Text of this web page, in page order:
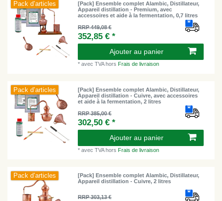
Pack d’articles
[Pack] Ensemble complet Alambic, Distillateur,
Appareil distillation - Premium, avec
accessoires et aide à la fermentation, 0,7 litres
RRP 449,08 €
352,85 € *
Ajouter au panier
*avec TVAhors Frais de livraison
Pack d’articles
[Pack] Ensemble complet Alambic, Distillateur,
Appareil distillation - Cuivre, avec accessoires
et aide à la fermentation, 2 litres
RRP 385,00 €
302,50 € *
Ajouter au panier
*avec TVAhorsFrais de livraison
Pack d’articles
[Pack] Ensemble complet Alambic, Distillateur,
Appareil distillation - Cuivre, 2 litres
RRP 303,13 €